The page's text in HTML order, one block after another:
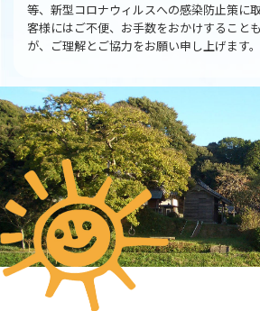
等、新型コロナウィルスへの感染防止策に
客様にはご不便、お手数をおかけすること
が、ご理解とご協力をお願い申し上げます。